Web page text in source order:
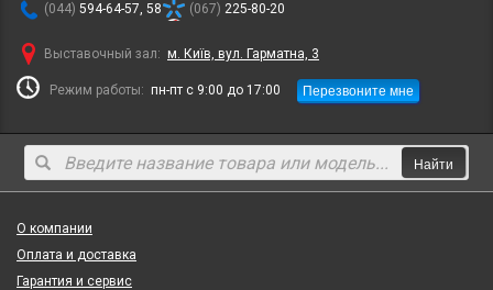
(044) 594-64-57, 58 (067) 225-80-20
Выставочный зал: м. Київ, вул. Гарматна, 3
Режим работы: пн-пт с 9:00 до 17:00 Перезвоните мне
Найти
О компании
Оплата и доставка
Гарантия и сервис